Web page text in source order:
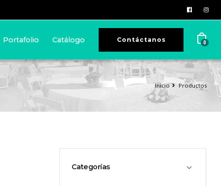
Portafolio Catálogo Contáctanos 0
Inicio Productos
Categorías